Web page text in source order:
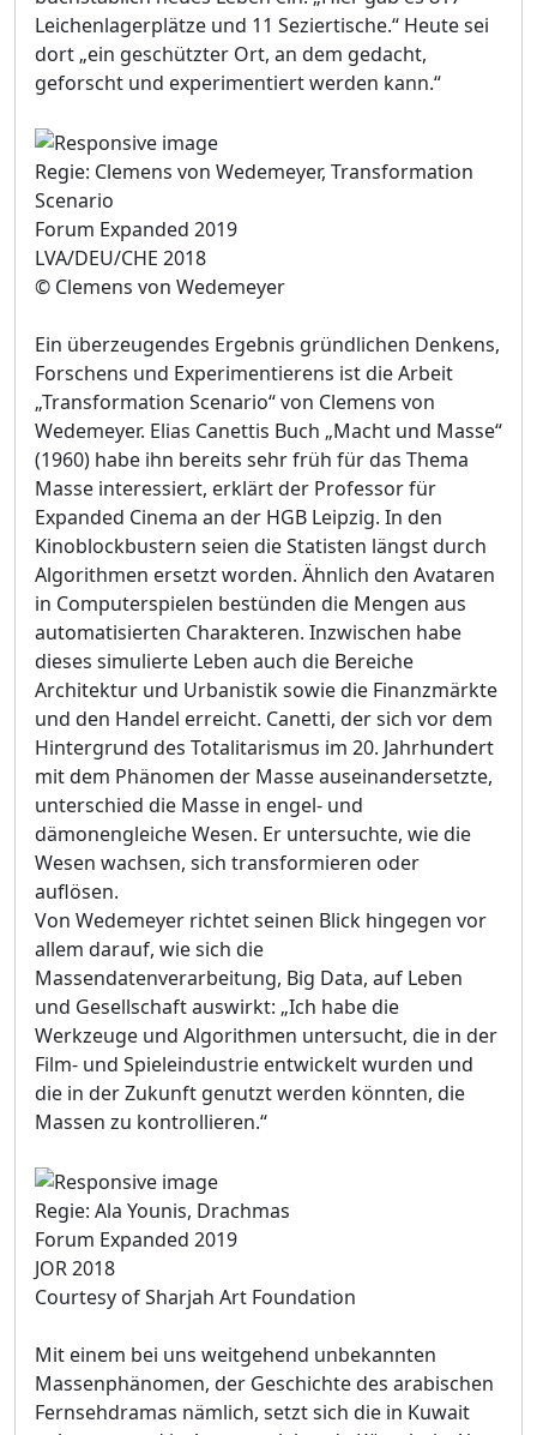
Leichenlagerplätze und 11 Seziertische.“ Heute sei
dort „ein geschützter Ort, an dem gedacht,
geforscht und experimentiert werden kann.“
Regie: Clemens von Wedemeyer, Transformation
Scenario
Forum Expanded 2019
LVA/DEU/CHE 2018
© Clemens von Wedemeyer
Ein überzeugendes Ergebnis gründlichen Denkens,
Forschens und Experimentierens ist die Arbeit
„Transformation Scenario“ von Clemens von
Wedemeyer. Elias Canettis Buch „Macht und Masse“
(1960) habe ihn bereits sehr früh für das Thema
Masse interessiert, erklärt der Professor für
Expanded Cinema an der HGB Leipzig. In den
Kinoblockbustern seien die Statisten längst durch
Algorithmen ersetzt worden. Ähnlich den Avataren
in Computerspielen bestünden die Mengen aus
automatisierten Charakteren. Inzwischen habe
dieses simulierte Leben auch die Bereiche
Architektur und Urbanistik sowie die Finanzmärkte
und den Handel erreicht. Canetti, der sich vor dem
Hintergrund des Totalitarismus im 20. Jahrhundert
mit dem Phänomen der Masse auseinandersetzte,
unterschied die Masse in engel- und
dämonengleiche Wesen. Er untersuchte, wie die
Wesen wachsen, sich transformieren oder
auflösen.
Von Wedemeyer richtet seinen Blick hingegen vor
allem darauf, wie sich die
Massendatenverarbeitung, Big Data, auf Leben
und Gesellschaft auswirkt: „Ich habe die
Werkzeuge und Algorithmen untersucht, die in der
Film- und Spieleindustrie entwickelt wurden und
die in der Zukunft genutzt werden könnten, die
Massen zu kontrollieren.“
Regie: Ala Younis, Drachmas
Forum Expanded 2019
JOR 2018
Courtesy of Sharjah Art Foundation
Mit einem bei uns weitgehend unbekannten
Massenphänomen, der Geschichte des arabischen
Fernsehdramas nämlich, setzt sich die in Kuwait